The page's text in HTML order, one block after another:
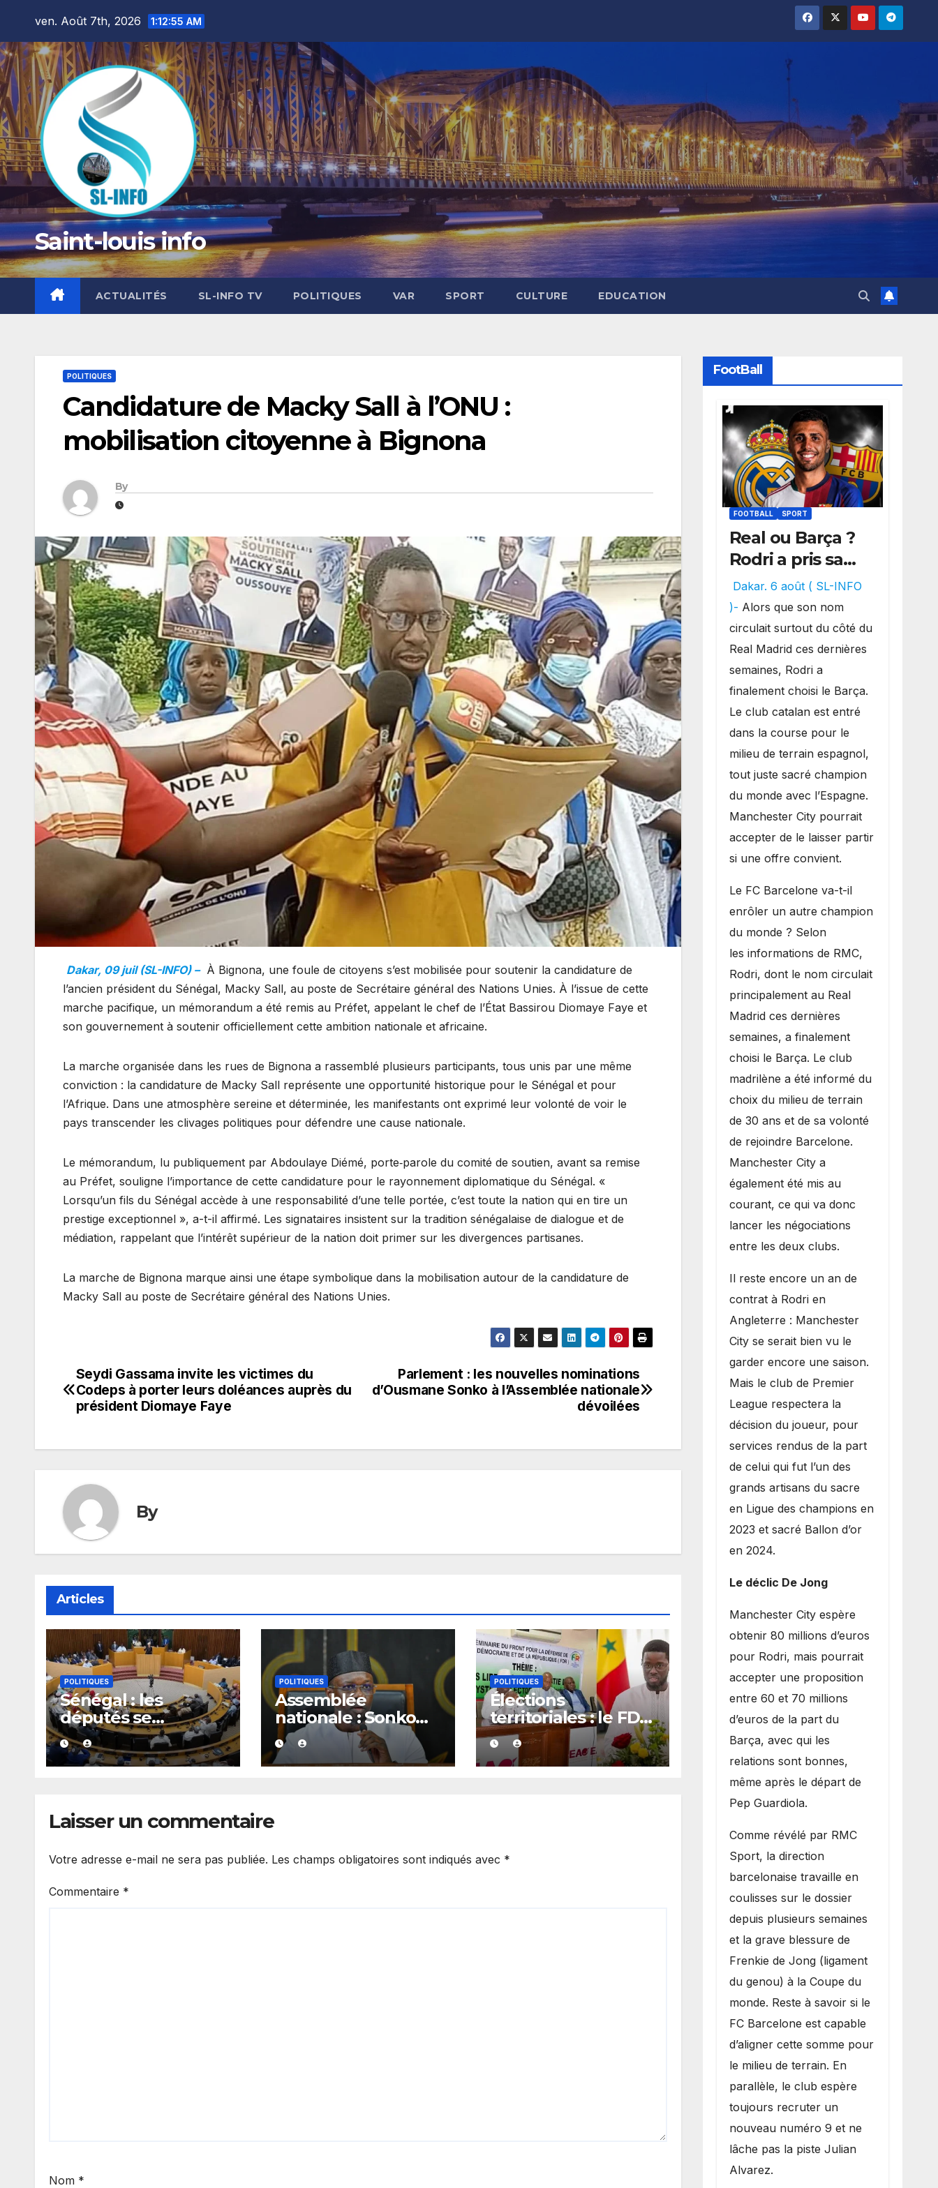
content
ven. Août 7th, 2026 1:12:57 AM
Saint-louis info
ACTUALITÉS SL-INFO TV POLITIQUES VAR SPORT CULTURE EDUCATION
POLITIQUES
Candidature de Macky Sall à l’ONU :
mobilisation citoyenne à Bignona
By
Dakar, 09 juil (SL-INFO) – À Bignona, une foule de citoyens s’est mobilisée pour soutenir la candidature de
l’ancien président du Sénégal, Macky Sall, au poste de Secrétaire général des Nations Unies. À l’issue de cette
marche pacifique, un mémorandum a été remis au Préfet, appelant le chef de l’État Bassirou Diomaye Faye et
son gouvernement à soutenir officiellement cette ambition nationale et africaine.
La marche organisée dans les rues de Bignona a rassemblé plusieurs participants, tous unis par une même
conviction : la candidature de Macky Sall représente une opportunité historique pour le Sénégal et pour
l’Afrique. Dans une atmosphère sereine et déterminée, les manifestants ont exprimé leur volonté de voir le
pays transcender les clivages politiques pour défendre une cause nationale.
Le mémorandum, lu publiquement par Abdoulaye Diémé, porte‑parole du comité de soutien, avant sa remise
au Préfet, souligne l’importance de cette candidature pour le rayonnement diplomatique du Sénégal. «
Lorsqu’un fils du Sénégal accède à une responsabilité d’une telle portée, c’est toute la nation qui en tire un
prestige exceptionnel », a-t-il affirmé. Les signataires insistent sur la tradition sénégalaise de dialogue et de
médiation, rappelant que l’intérêt supérieur de la nation doit primer sur les divergences partisanes.
La marche de Bignona marque ainsi une étape symbolique dans la mobilisation autour de la candidature de
Macky Sall au poste de Secrétaire général des Nations Unies.
Navigation
de
Parlement : les nouvelles nominations
d’Ousmane Sonko à l’Assemblée nationale
dévoilées
Seydi Gassama invite les victimes du
Codeps à porter leurs doléances auprès du
président Diomaye Faye
By
Articles
POLITIQUES
Sénégal : les
députés se
penchent dès le 10
août sur plusieurs
textes, dont les
POLITIQUES
Assemblée
nationale : Sonko
donne son feu vert
à onze dossiers
majeurs
POLITIQUES
Élections
territoriales : le FDR
dénonce les retards
et exige un
calendrier électoral
Laisser un commentaire
Votre adresse e-mail ne sera pas publiée. Les champs obligatoires sont indiqués avec *
Commentaire *
Nom *
FootBall
FOOTBALL SPORT
Real ou Barça ?
Rodri a pris sa
décision, un
choix qui
pourrait faire
grand bruit sur
le marché des
transferts.
Dakar. 6 août ( SL-INFO
)- Alors que son nom
circulait surtout du côté du
Real Madrid ces dernières
semaines, Rodri a
finalement choisi le Barça.
Le club catalan est entré
dans la course pour le
milieu de terrain espagnol,
tout juste sacré champion
du monde avec l’Espagne.
Manchester City pourrait
accepter de le laisser partir
si une offre convient.
​Le FC Barcelone va-t-il
enrôler un autre champion
du monde ? Selon
les informations de RMC,
Rodri, dont le nom circulait
principalement au Real
Madrid ces dernières
semaines, a finalement
choisi le Barça. Le club
madrilène a été informé du
choix du milieu de terrain
de 30 ans et de sa volonté
de rejoindre Barcelone.
Manchester City a
également été mis au
courant, ce qui va donc
lancer les négociations
entre les deux clubs.
​Il reste encore un an de
contrat à Rodri en
Angleterre : Manchester
City se serait bien vu le
garder encore une saison.
Mais le club de Premier
League respectera la
décision du joueur, pour
services rendus de la part
de celui qui fut l’un des
grands artisans du sacre
en Ligue des champions en
2023 et sacré Ballon d’or
en 2024.
Le déclic De Jong
​Manchester City espère
obtenir 80 millions d’euros
pour Rodri, mais pourrait
accepter une proposition
entre 60 et 70 millions
d’euros de la part du
Barça, avec qui les
relations sont bonnes,
même après le départ de
Pep Guardiola.
​Comme révélé par RMC
Sport, la direction
barcelonaise travaille en
coulisses sur le dossier
depuis plusieurs semaines
et la grave blessure de
Frenkie de Jong (ligament
du genou) à la Coupe du
monde. Reste à savoir si le
FC Barcelone est capable
d’aligner cette somme pour
le milieu de terrain. En
parallèle, le club espère
toujours recruter un
nouveau numéro 9 et ne
lâche pas la piste Julian
Alvarez.